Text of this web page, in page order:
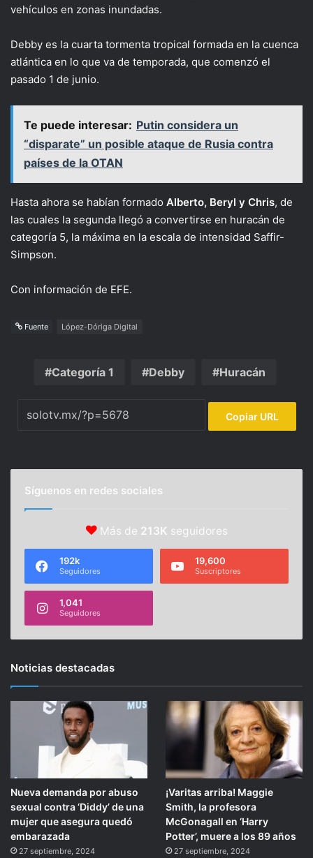
vehículos en zonas inundadas.
Debby es la cuarta tormenta tropical formada en la cuenca
atlántica en lo que va de temporada, que comenzó el
pasado 1 de junio.
Te puede interesar: Putin considera un
“disparate” un posible ataque de Rusia contra
países de la OTAN
Hasta ahora se habían formado Alberto, Beryl y Chris, de
las cuales la segunda llegó a convertirse en huracán de
categoría 5, la máxima en la escala de intensidad Saffir-
Simpson.
Con información de EFE.
Fuente López-Dóriga Digital
Categoría 1 Debby Huracán
Copiar URL
Síguenos en redes sociales
Más de 213K seguidores
192k
Seguidores
19,600
Suscriptores
1,041
Seguidores
Noticias destacadas
Nueva demanda por abuso
sexual contra ‘Diddy’ de una
mujer que asegura quedó
embarazada
27 septiembre, 2024
¡Varitas arriba! Maggie
Smith, la profesora
McGonagall en ‘Harry
Potter’, muere a los 89 años
27 septiembre, 2024